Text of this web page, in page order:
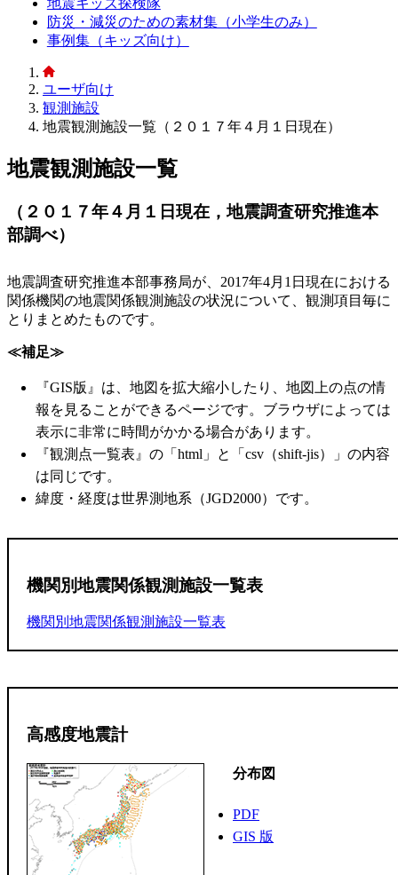
地震キッズ探検隊
防災・減災のための素材集（小学生のみ）
事例集（キッズ向け）
ユーザ向け
観測施設
地震観測施設一覧（２０１７年４月１日現在）
地震観測施設一覧
（２０１７年４月１日現在，地震調査研究推進本
部調べ）
地震調査研究推進本部事務局が、2017年4月1日現在における
関係機関の地震関係観測施設の状況について、観測項目毎に
とりまとめたものです。
≪補足≫
『GIS版』は、地図を拡大縮小したり、地図上の点の情
報を見ることができるページです。ブラウザによっては
表示に非常に時間がかかる場合があります。
『観測点一覧表』の「html」と「csv（shift-jis）」の内容
は同じです。
緯度・経度は世界測地系（JGD2000）です。
機関別地震関係観測施設一覧表
機関別地震関係観測施設一覧表
高感度地震計
分布図
PDF
GIS 版